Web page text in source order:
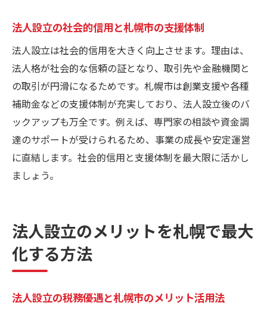
法人設立に役立つ札幌市スタートアップ支
援
札幌市で法人設立時に受けられる優遇措置
解説
女性起業家にも役立つ法人設立の魅力
女性起業家が法人設立で得られる札幌市の
利点
法人設立で女性向け助成金を活用する方法
法人設立で社会的信用を高める女性起業家
事例
女性の法人設立を後押しする札幌市の制度
女性起業家が法人設立で受ける支援と成功
法人設立の社会的信用と札幌市の支援体制
法人設立は社会的信用を大きく向上させます。理由は、
法人格が社会的な信頼の証となり、取引先や金融機関と
の取引が円滑になるためです。札幌市は創業支援や各種
補助金などの支援体制が充実しており、法人設立後のバ
ックアップも万全です。例えば、専門家の相談や資金調
達のサポートが受けられるため、事業の成長や安定運営
に直結します。社会的信用と支援体制を最大限に活かし
ましょう。
法人設立のメリットを札幌で最大
化する方法
法人設立の税務優遇と札幌市のメリット活用法